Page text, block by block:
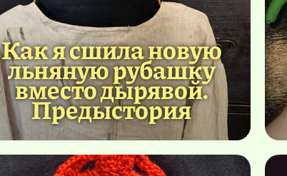
Как я сшила новую
льняную рубашку
вместо дырявой.
Предыстория